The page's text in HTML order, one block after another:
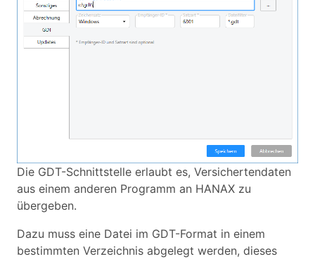
Die GDT-Schnittstelle erlaubt es, Versichertendaten
aus einem anderen Programm an HANAX zu
übergeben.
Dazu muss eine Datei im GDT-Format in einem
bestimmten Verzeichnis abgelegt werden, dieses